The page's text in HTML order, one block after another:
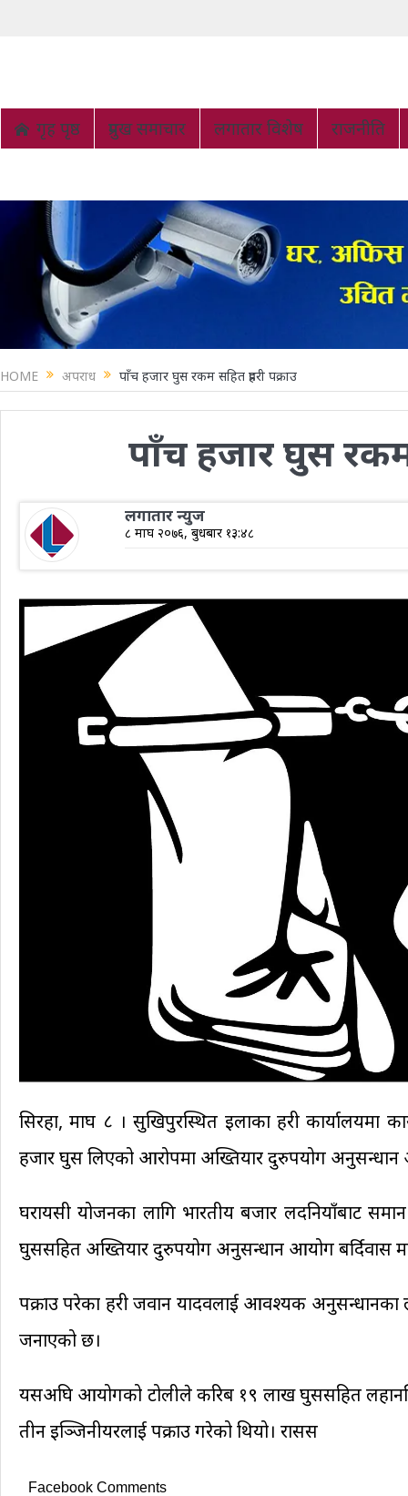
गृह पृष्ठ प्रमुख समाचार लगातार विशेष राजनीति
HOME अपराध पाँच हजार घुस रकम सहित प्रहरी पक्राउ
पाँच हजार घुस रकम
लगातार न्युज
८ माघ २०७६, बुधबार १३:४८
सिरहा, माघ ८ । सुखिपुरस्थित इलाका प्रहरी कार्यालयमा
हजार घुस लिएको आरोपमा अख्तियार दुरुपयोग अनुसन्धान
घरायसी प्रयोजनका लागि भारतीय बजार लदनियाँबाट
घुससहित अख्तियार दुरुपयोग अनुसन्धान आयोग बर्दिवास
पक्राउ परेका प्रहरी जवान यादवलाई आवश्यक अनुसन्धानका
जनाएको छ।
यसअघि आयोगको टोलीले करिब १९ लाख घुससहित
तीन इञ्जिनीयरलाई पक्राउ गरेको थियो। रासस
Facebook Comments